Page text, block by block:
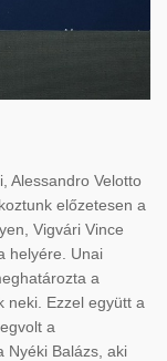
Alessandro Velotto
előzetesen a
Vigvári Vince
helyére. Unai
a
neki. Ezzel együtt a
a
Nyéki Balázs, aki